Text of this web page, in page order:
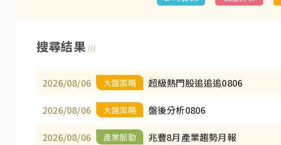
搜尋結果
2026/08/06 大盤策略 超級熱門股追追追0806
2026/08/06 大盤策略 盤後分析0806
2026/08/06 產業脈動 兆豐8月產業趨勢月報